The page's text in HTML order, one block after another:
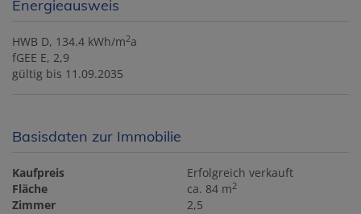
Energieausweis
HWB D, 134.4 kWh/m2a
fGEE E, 2,9
gültig bis 11.09.2035
Basisdaten zur Immobilie
Kaufpreis
Erfolgreich verkauft
Fläche
ca. 84 m2
Zimmer 2,5